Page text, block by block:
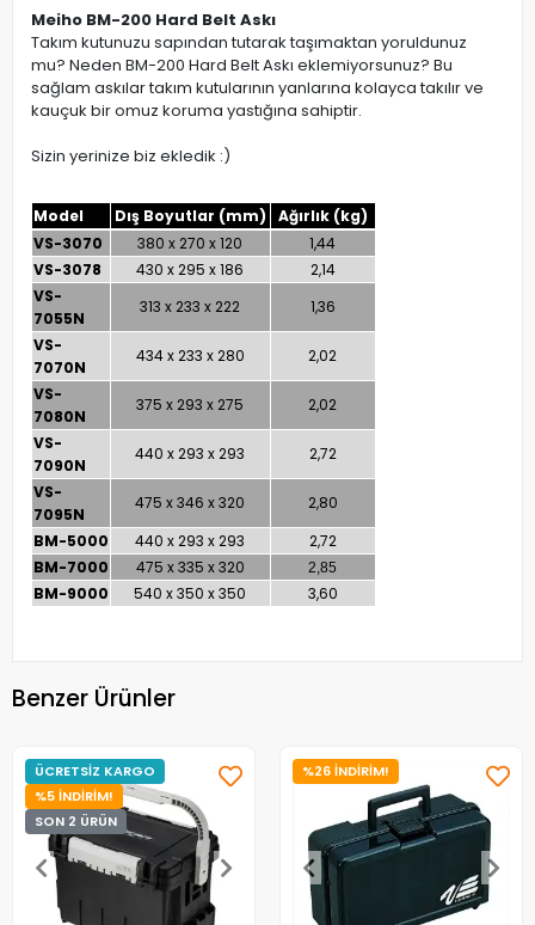
Meiho BM-200 Hard Belt Askı
Takım kutunuzu sapından tutarak taşımaktan yoruldunuz
mu? Neden BM-200 Hard Belt Askı eklemiyorsunuz? Bu
sağlam askılar takım kutularının yanlarına kolayca takılır ve
kauçuk bir omuz koruma yastığına sahiptir.
Sizin yerinize biz ekledik :)
Model Dış Boyutlar (mm)
Ağırlık (kg)
VS-3070
380 x 270 x 120
1,44
VS-3078
430 x 295 x 186
2,14
VS-
7055N
313 x 233 x 222
1,36
VS-
7070N
434 x 233 x 280
2,02
VS-
7080N
375 x 293 x 275
2,02
VS-
7090N
440 x 293 x 293
2,72
VS-
7095N
475 x 346 x 320
2,80
BM-5000
440 x 293 x 293
2,72
BM-7000
475 x 335 x 320 2,85
BM-9000 540 x 350 x 350 3,60
Benzer Ürünler
ÜCRETSİZ KARGO
%5 İNDİRİM!
SON 2 ÜRÜN
%26 İNDİRİM!